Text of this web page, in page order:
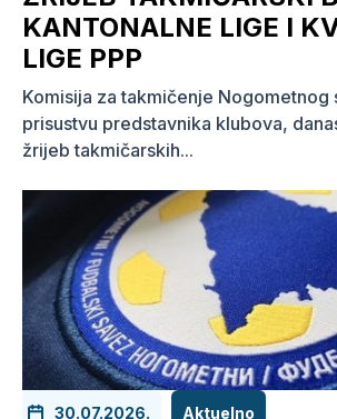
KANTONALNE LIGE I
LIGE PPP
Komisija za takmičenje Nogometnog
prisustvu predstavnika klubova,
žrijeb takmičarskih...
30.07.2026. Aktuelno